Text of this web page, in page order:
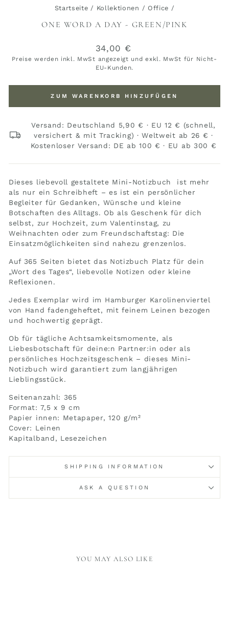
Startseite / Kollektionen / Office /
ONE WORD A DAY - GREEN/PINK
Normaler
Preis
34,00 €
Preise werden inkl. MwSt angezeigt und exkl. MwSt für Nicht-
EU-Kunden.
ZUM WARENKORB HINZUFÜGEN
Versand: Deutschland 5,90 € · EU 12 € (schnell,
versichert & mit Tracking) · Weltweit ab 26 € ·
Kostenloser Versand: DE ab 100 € · EU ab 300 €
Dieses liebevoll gestaltete Mini-Notizbuch ist mehr
als nur ein Schreibheft – es ist ein persönlicher
Begleiter für Gedanken, Wünsche und kleine
Botschaften des Alltags. Ob als Geschenk für dich
selbst, zur Hochzeit, zum Valentinstag, zu
Weihnachten oder zum Freundschaftstag: Die
Einsatzmöglichkeiten sind nahezu grenzenlos.
Auf 365 Seiten bietet das Notizbuch Platz für dein
„Wort des Tages“, liebevolle Notizen oder kleine
Reflexionen.
Jedes Exemplar wird im Hamburger Karolinenviertel
von Hand fadengeheftet, mit feinem Leinen bezogen
und hochwertig geprägt.
Ob für tägliche Achtsamkeitsmomente, als
Liebesbotschaft für deine:n Partner:in oder als
persönliches Hochzeitsgeschenk – dieses Mini-
Notizbuch wird garantiert zum langjährigen
Lieblingsstück.
Seitenanzahl: 365
Format: 7,5 x 9 cm
Papier innen: Metapaper, 120 g/m²
Cover: Leinen
Kapitalband, Lesezeichen
SHIPPING INFORMATION
ASK A QUESTION
YOU MAY ALSO LIKE